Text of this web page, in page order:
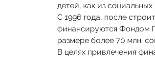
детей, как из
C 1996 года, после
финансируются Фондом
размере более 70 млн.
В целях привлечения